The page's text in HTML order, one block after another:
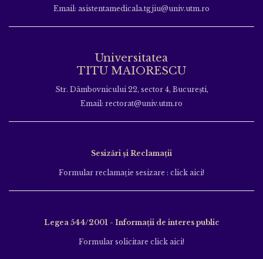
Email: asistentamedicala.tgjiu@univ.utm.ro
Universitatea
TITU MAIORESCU
Str. Dâmbovnicului 22, sector 4, București,
Email: rectorat@univ.utm.ro
Sesizări și Reclamații
Formular reclamație sesizare : click aici!
Legea 544/2001 - Informații de interes public
Formular solicitare click aici!